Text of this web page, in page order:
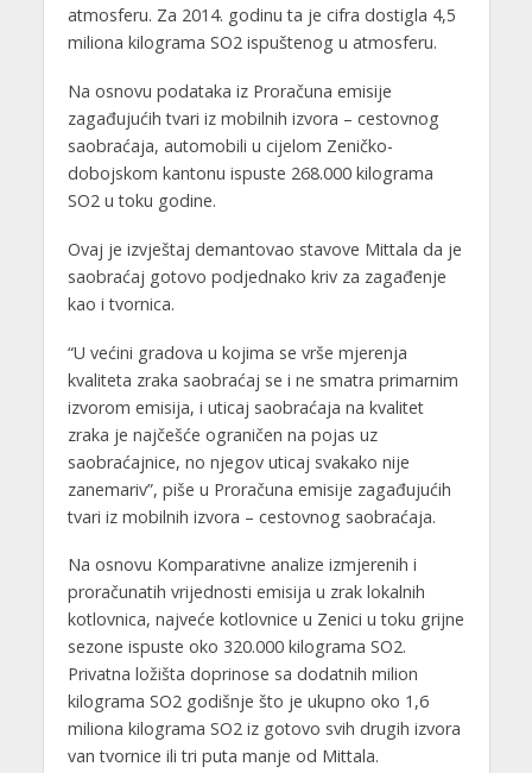
atmosferu. Za 2014. godinu ta je cifra dostigla 4,5
miliona kilograma SO2 ispuštenog u atmosferu.
Na osnovu podataka iz Proračuna emisije
zagađujućih tvari iz mobilnih izvora – cestovnog
saobraćaja, automobili u cijelom Zeničko-
dobojskom kantonu ispuste 268.000 kilograma
SO2 u toku godine.
Ovaj je izvještaj demantovao stavove Mittala da je
saobraćaj gotovo podjednako kriv za zagađenje
kao i tvornica.
“U većini gradova u kojima se vrše mjerenja
kvaliteta zraka saobraćaj se i ne smatra primarnim
izvorom emisija, i uticaj saobraćaja na kvalitet
zraka je najčešće ograničen na pojas uz
saobraćajnice, no njegov uticaj svakako nije
zanemariv”, piše u Proračuna emisije zagađujućih
tvari iz mobilnih izvora – cestovnog saobraćaja.
Na osnovu Komparativne analize izmjerenih i
proračunatih vrijednosti emisija u zrak lokalnih
kotlovnica, najveće kotlovnice u Zenici u toku grijne
sezone ispuste oko 320.000 kilograma SO2.
Privatna ložišta doprinose sa dodatnih milion
kilograma SO2 godišnje što je ukupno oko 1,6
miliona kilograma SO2 iz gotovo svih drugih izvora
van tvornice ili tri puta manje od Mittala.